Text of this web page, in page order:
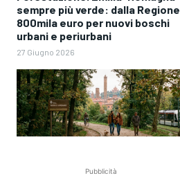
sempre più verde: dalla Regione
800mila euro per nuovi boschi
urbani e periurbani
27 Giugno 2026
Pubblicità